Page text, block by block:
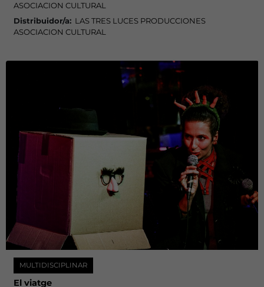
ASOCIACION CULTURAL
Distribuidor/a: LAS TRES LUCES PRODUCCIONES
ASOCIACION CULTURAL
MULTIDISCIPLINAR
El viatge